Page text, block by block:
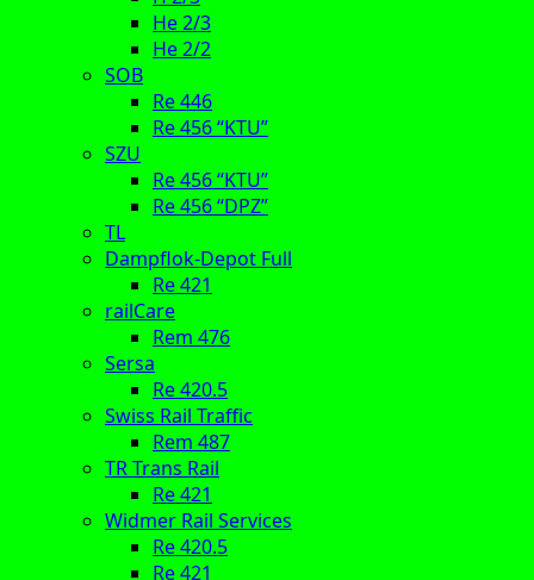
He 2/3
He 2/2
SOB
Re 446
Re 456 “KTU”
SZU
Re 456 “KTU”
Re 456 “DPZ”
TL
Dampflok-Depot Full
Re 421
railCare
Rem 476
Sersa
Re 420.5
Swiss Rail Traffic
Rem 487
TR Trans Rail
Re 421
Widmer Rail Services
Re 420.5
Re 421